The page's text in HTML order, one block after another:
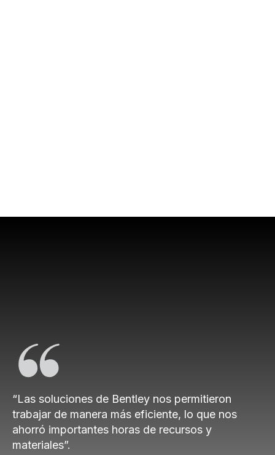
“Las soluciones de Bentley nos permitieron
trabajar de manera más eficiente, lo que nos
ahorró importantes horas de recursos y
materiales”.